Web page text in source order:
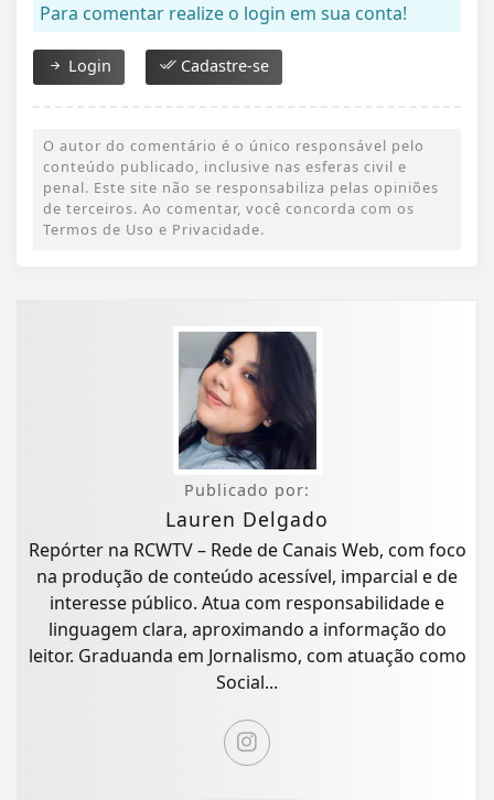
Para comentar realize o login em sua conta!
Login Cadastre-se
O autor do comentário é o único responsável pelo
conteúdo publicado, inclusive nas esferas civil e
penal. Este site não se responsabiliza pelas opiniões
de terceiros. Ao comentar, você concorda com os
Termos de Uso e Privacidade.
Publicado por:
Lauren Delgado
Repórter na RCWTV – Rede de Canais Web, com foco
na produção de conteúdo acessível, imparcial e de
interesse público. Atua com responsabilidade e
linguagem clara, aproximando a informação do
leitor. Graduanda em Jornalismo, com atuação como
Social...